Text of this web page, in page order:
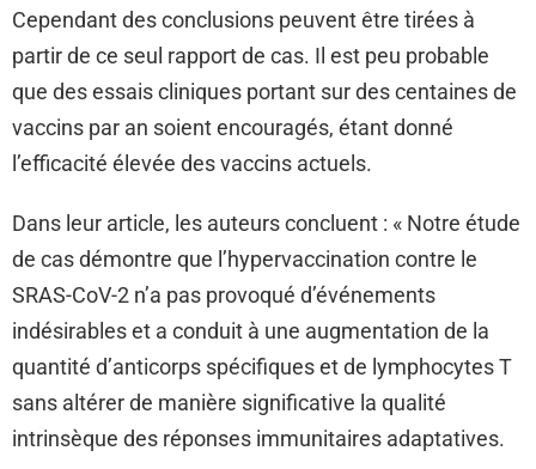
Cependant des conclusions peuvent être tirées à
partir de ce seul rapport de cas. Il est peu probable
que des essais cliniques portant sur des centaines de
vaccins par an soient encouragés, étant donné
l’efficacité élevée des vaccins actuels.
Dans leur article, les auteurs concluent : « Notre étude
de cas démontre que l’hypervaccination contre le
SRAS-CoV-2 n’a pas provoqué d’événements
indésirables et a conduit à une augmentation de la
quantité d’anticorps spécifiques et de lymphocytes T
sans altérer de manière significative la qualité
intrinsèque des réponses immunitaires adaptatives.